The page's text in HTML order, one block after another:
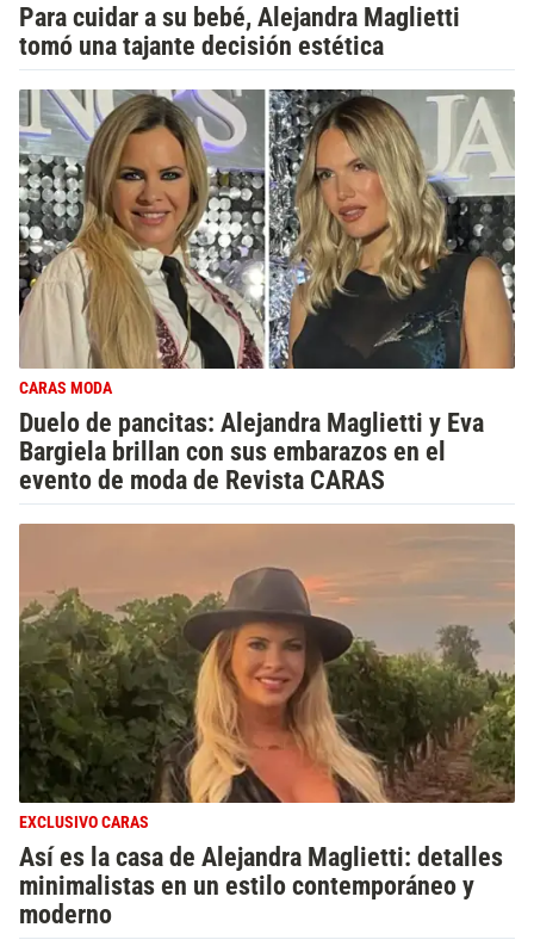
Para cuidar a su bebé, Alejandra Maglietti
tomó una tajante decisión estética
CARAS MODA
Duelo de pancitas: Alejandra Maglietti y Eva
Bargiela brillan con sus embarazos en el
evento de moda de Revista CARAS
EXCLUSIVO CARAS
Así es la casa de Alejandra Maglietti: detalles
minimalistas en un estilo contemporáneo y
moderno